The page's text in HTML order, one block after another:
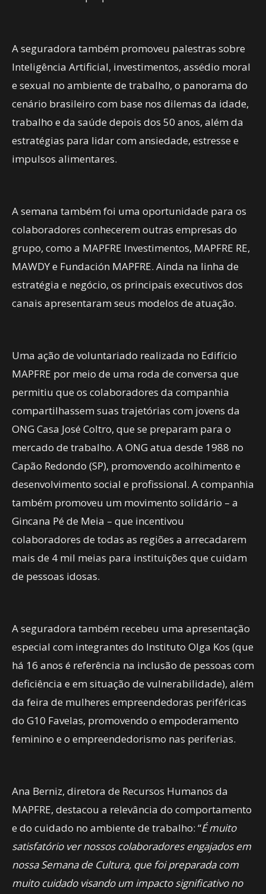
A seguradora também promoveu palestras sobre
Inteligência Artificial, investimentos, assédio moral
e sexual no ambiente de trabalho, o panorama do
cenário brasileiro com base nos dilemas da idade,
trabalho e da saúde depois dos 50 anos, além da
estratégias para lidar com ansiedade, estresse e
impulsos alimentares.
A semana também foi uma oportunidade para os
colaboradores conhecerem outras empresas do
grupo, como a MAPFRE Investimentos, MAPFRE RE,
MAWDY e Fundación MAPFRE. Ainda na linha de
estratégia e negócio, os principais executivos dos
canais apresentaram seus modelos de atuação.
Uma ação de voluntariado realizada no Edifício
MAPFRE por meio de uma roda de conversa que
permitiu que os colaboradores da companhia
compartilhassem suas trajetórias com jovens da
ONG Casa José Coltro, que se preparam para o
mercado de trabalho. A ONG atua desde 1988 no
Capão Redondo (SP), promovendo acolhimento e
desenvolvimento social e profissional. A companhia
também promoveu um movimento solidário – a
Gincana Pé de Meia – que incentivou
colaboradores de todas as regiões a arrecadarem
mais de 4 mil meias para instituições que cuidam
de pessoas idosas.
A seguradora também recebeu uma apresentação
especial com integrantes do Instituto Olga Kos (que
há 16 anos é referência na inclusão de pessoas com
deficiência e em situação de vulnerabilidade), além
da feira de mulheres empreendedoras periféricas
do G10 Favelas, promovendo o empoderamento
feminino e o empreendedorismo nas periferias.
Ana Berniz, diretora de Recursos Humanos da
MAPFRE, destacou a relevância do comportamento
e do cuidado no ambiente de trabalho: “É muito
satisfatório ver nossos colaboradores engajados em
nossa Semana de Cultura, que foi preparada com
muito cuidado visando um impacto significativo no